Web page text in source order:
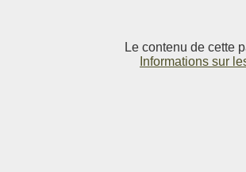
Le contenu de cette
Informations sur